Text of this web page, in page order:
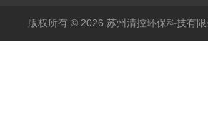
版权所有 © 2026 苏州清控环保科技有